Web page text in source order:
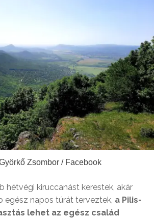
Zsombor / Facebook
hétvégi kiruccanást kerestek, akár
egész napos túrát terveztek, a Pilis-
lehet az egész család